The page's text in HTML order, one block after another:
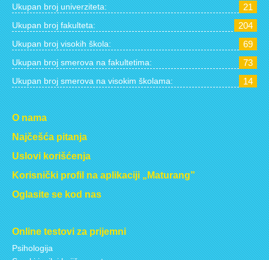
Ukupan broj univerziteta: 21
Ukupan broj fakulteta: 204
Ukupan broj visokih škola: 69
Ukupan broj smerova na fakultetima: 73
Ukupan broj smerova na visokim školama: 14
O nama
Najčešća pitanja
Uslovi korišćenja
Korisnički profil na aplikaciji „Maturang”
Oglasite se kod nas
Online testovi za prijemni
Psihologija